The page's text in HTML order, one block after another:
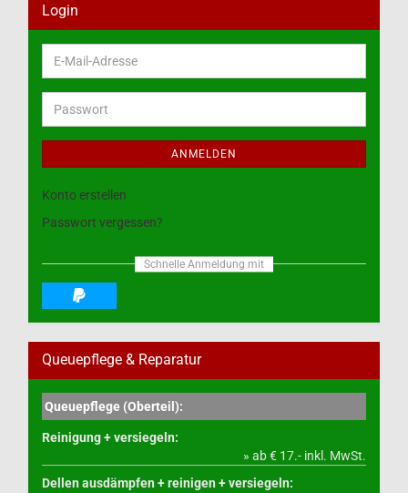
Login
E-
Mail-
Adresse
Passwort
ANMELDEN
Konto erstellen
Passwort vergessen?
Schnelle Anmeldung mit
Queuepflege & Reparatur
Queuepflege (Oberteil):
Reinigung + versiegeln:
» ab € 17.- inkl. MwSt.
Dellen ausdämpfen + reinigen + versiegeln: